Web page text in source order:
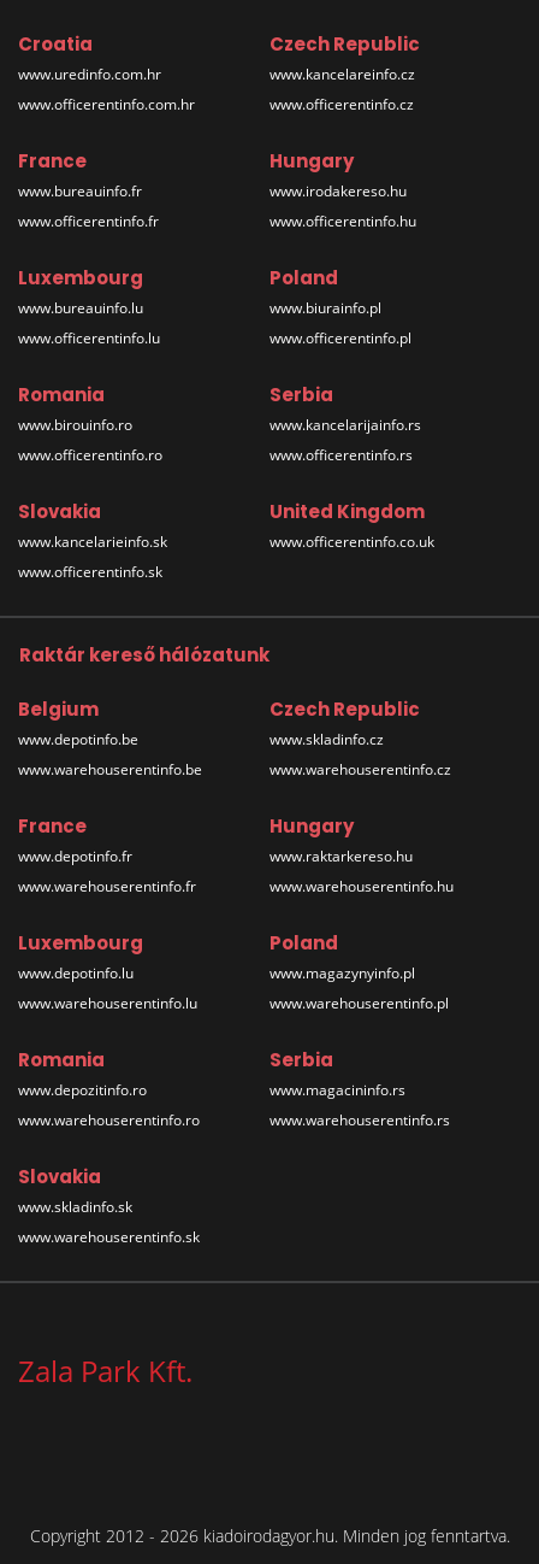
Croatia
www.uredinfo.com.hr
www.officerentinfo.com.hr
Czech Republic
www.kancelareinfo.cz
www.officerentinfo.cz
France
www.bureauinfo.fr
www.officerentinfo.fr
Hungary
www.irodakereso.hu
www.officerentinfo.hu
Luxembourg
www.bureauinfo.lu
www.officerentinfo.lu
Poland
www.biurainfo.pl
www.officerentinfo.pl
Romania
www.birouinfo.ro
www.officerentinfo.ro
Serbia
www.kancelarijainfo.rs
www.officerentinfo.rs
Slovakia
www.kancelarieinfo.sk
www.officerentinfo.sk
United Kingdom
www.officerentinfo.co.uk
Raktár kereső hálózatunk
Belgium
www.depotinfo.be
www.warehouserentinfo.be
Czech Republic
www.skladinfo.cz
www.warehouserentinfo.cz
France
www.depotinfo.fr
www.warehouserentinfo.fr
Hungary
www.raktarkereso.hu
www.warehouserentinfo.hu
Luxembourg
www.depotinfo.lu
www.warehouserentinfo.lu
Poland
www.magazynyinfo.pl
www.warehouserentinfo.pl
Romania
www.depozitinfo.ro
www.warehouserentinfo.ro
Serbia
www.magacininfo.rs
www.warehouserentinfo.rs
Slovakia
www.skladinfo.sk
www.warehouserentinfo.sk
Zala Park Kft.
Copyright 2012 - 2026 kiadoirodagyor.hu. Minden jog fenntartva.